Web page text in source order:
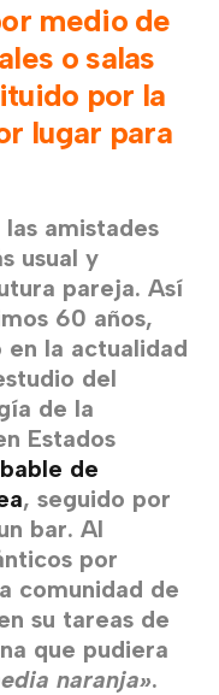
medio de
o salas
por la
lugar para
amistades
usual y
pareja. Así
60 años,
en la actualidad
del
de la
Estados
de
, seguido por
bar. Al
por
comunidad de
su tareas de
que pudiera
naranja».